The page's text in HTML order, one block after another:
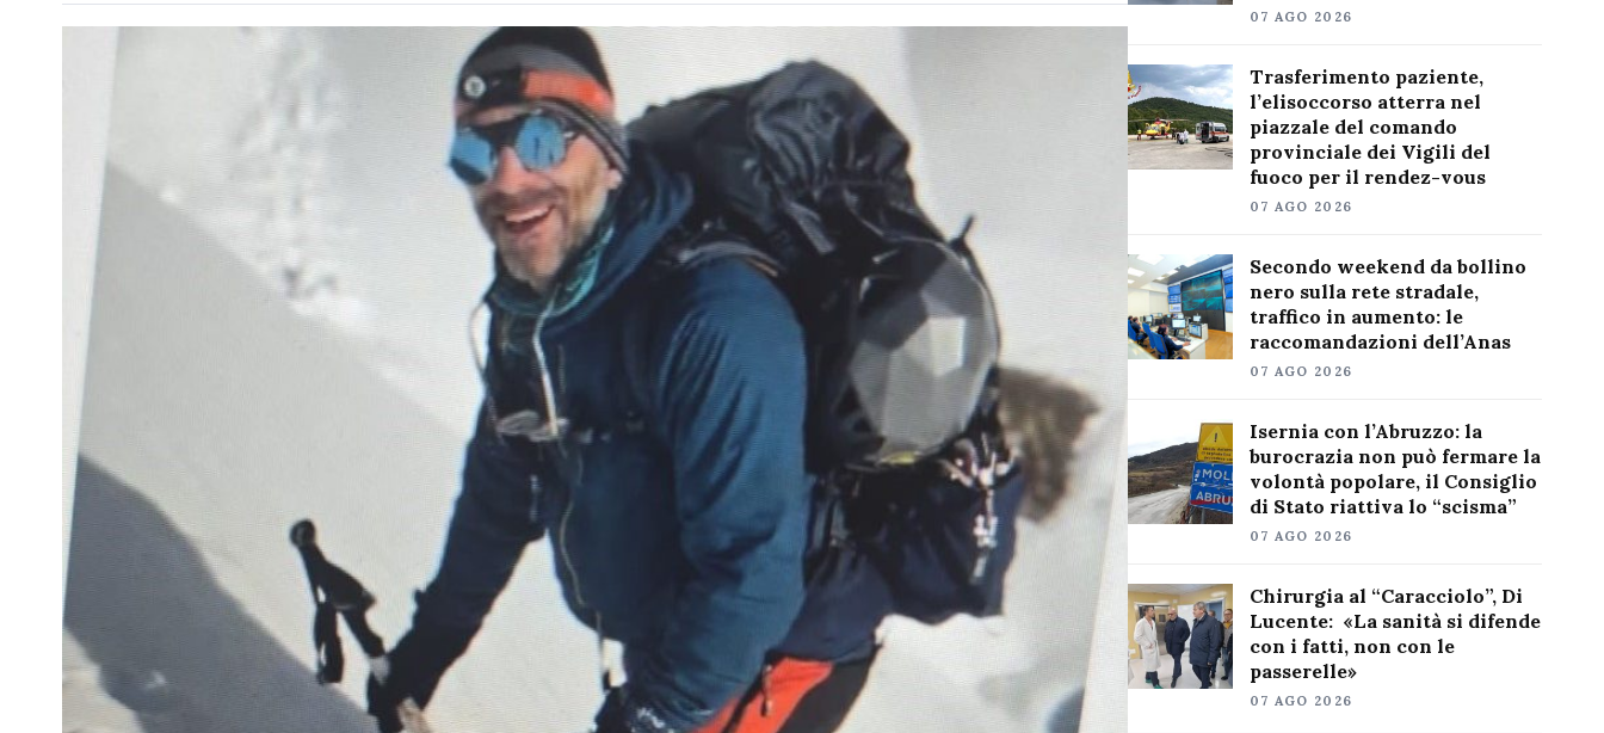
07 AGO 2026
Trasferimento paziente,
l’elisoccorso atterra nel
piazzale del comando
provinciale dei Vigili del
fuoco per il rendez-vous
07 AGO 2026
Secondo weekend da bollino
nero sulla rete stradale,
traffico in aumento: le
raccomandazioni dell’Anas
07 AGO 2026
Isernia con l’Abruzzo: la
burocrazia non può fermare la
volontà popolare, il Consiglio
di Stato riattiva lo “scisma”
07 AGO 2026
Chirurgia al “Caracciolo”, Di
Lucente: «La sanità si difende
con i fatti, non con le
passerelle»
07 AGO 2026